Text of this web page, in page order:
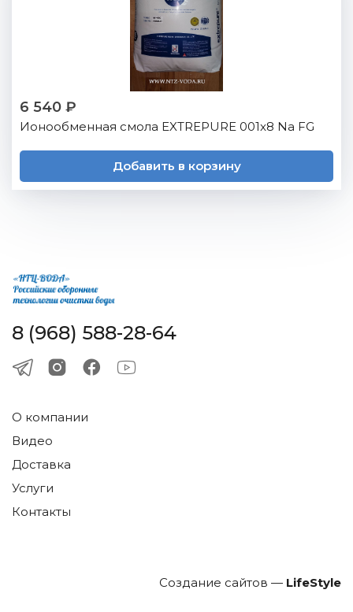
6 540 ₽
Ионообменная смола EXTREPURE 001x8 Na FG
Добавить в корзину
8 (968) 588-28-64
О компании
Видео
Доставка
Услуги
Контакты
Создание сайтов — LifeStyle